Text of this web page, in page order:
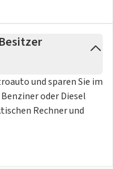
Memory-Funktion
Memory-Funktion
rahmenlos
und sparen Sie im
oder Diesel
Rechner und